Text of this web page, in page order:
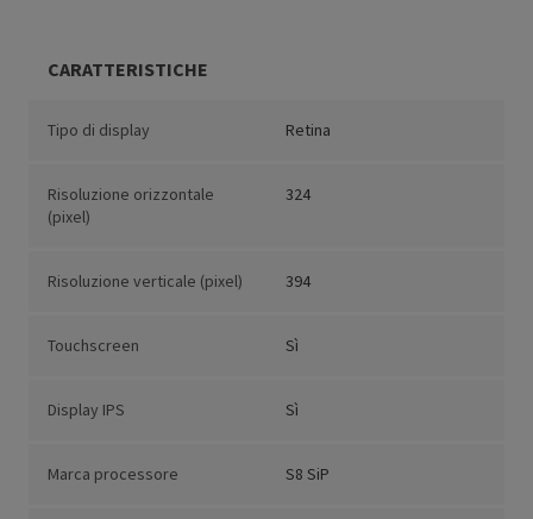
CARATTERISTICHE
Tipo di display Retina
Risoluzione orizzontale
(pixel)
324
Risoluzione verticale (pixel) 394
Touchscreen Sì
Display IPS Sì
Marca processore S8 SiP